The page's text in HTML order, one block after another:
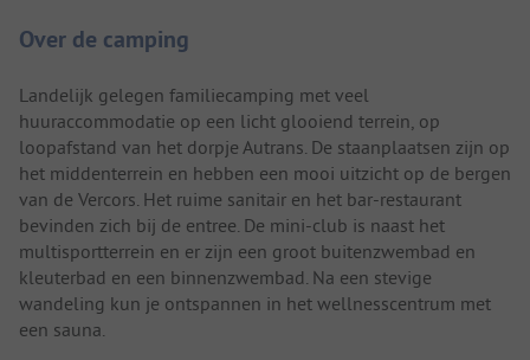
Over de camping
Landelijk gelegen familiecamping met veel
huuraccommodatie op een licht glooiend terrein, op
loopafstand van het dorpje Autrans. De staanplaatsen zijn op
het middenterrein en hebben een mooi uitzicht op de bergen
van de Vercors. Het ruime sanitair en het bar-restaurant
bevinden zich bij de entree. De mini-club is naast het
multisportterrein en er zijn een groot buitenzwembad en
kleuterbad en een binnenzwembad. Na een stevige
wandeling kun je ontspannen in het wellnesscentrum met
een sauna.